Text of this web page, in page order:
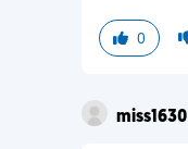
0
miss1630